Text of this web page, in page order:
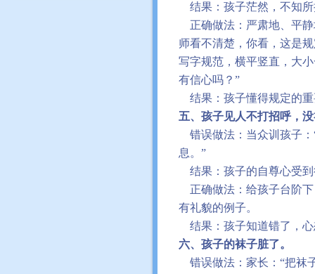
结果：孩子茫然，不知
正确做法：严肃地、平
师看不清楚，你看，这是
写字规范，横平竖直，大
有信心吗？ ”
结果：孩子懂得规定的
五、孩子见人不打招呼，
错误做法：当众训孩子：
息。 ”
结果：孩子的自尊心受
正确做法：给孩子台阶
有礼貌的例子。
结果：孩子知道错了，
六、孩子的袜子脏了。
错误做法：家长： “把袜